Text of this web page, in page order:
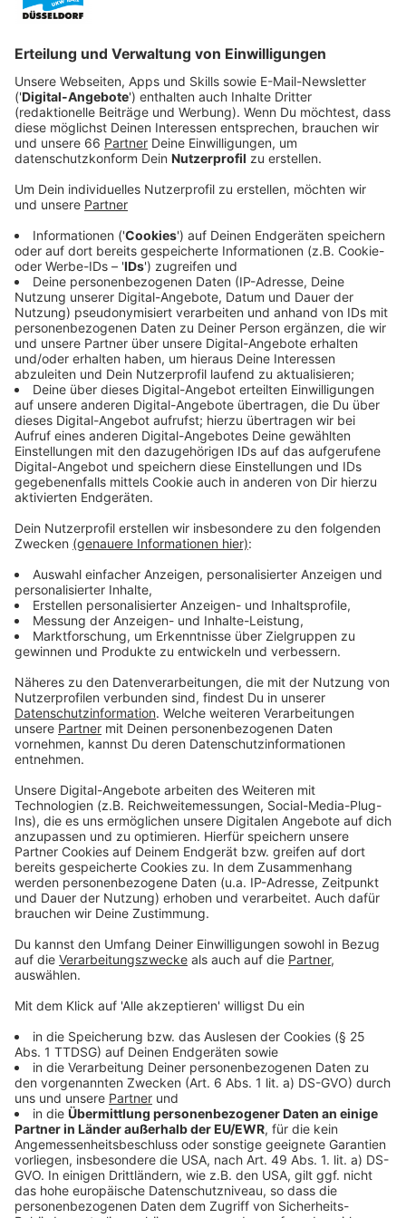
Anzeige
Zudem ist sie verliebt in ihre beste Freundin Sue
Gilbert (Ella Hunt), die zeitgleich die Verlobte ihres
Bruder Austin (Adrian Blake Enscoe) ist. Ihre Eltern
versuchen krampfhaft, die junge Rebellin in die Spur zu
bringen und hoffen, sie früh verheiraten zu können.
Diese Vorbestimmung für die Frauen dieser Zeit fühlen
sich wie Fesseln an, denen die junge Frau nur durch ihre
eigenen Texte entfliehen kann…
Streaming-Dienst: Apple TV+
Anzeige
Wir benötigen Ihre
Zustimmung, um den YouTube
Video-Service zu laden!
Wir verwenden einen Service eines
Drittanbieters, um Videoinhalte
einzubetten. Dieser Service kann
Daten zu Ihren Aktivitäten
sammeln. Bitte lesen Sie die
Details durch und stimmen Sie der
Nutzung des Service zu, um dieses
Video anzusehen.
Mehr Informationen
powered byUsercentrics Consent
Management Platform
Sie will die größte Poetin der Welt werden. Doch
zunächst muss sie gegen die Gesellschaft, die eigenen
Anzeige
© Copyright: Apple TV+
Emily ist in ihre beste Freundin verliebt. Doch die ist
Anzeige
©Copyright: Apple TV+
In ihren Tagträumen tun sich andere Welten für sie
auf...
Anzeige